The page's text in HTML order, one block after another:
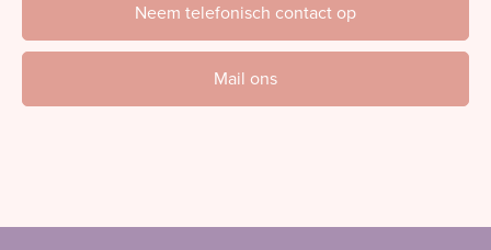
Neem telefonisch contact op
Mail ons